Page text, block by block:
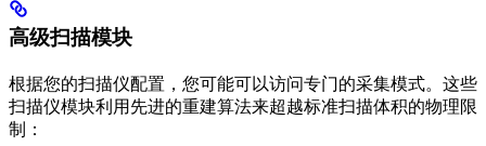
高级扫描模块
根据您的扫描仪配置，您可能可以访问专门的采集模式。这些
扫描仪模块利用先进的重建算法来超越标准扫描体积的物理限
制：